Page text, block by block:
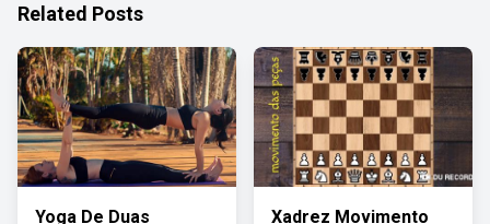
Related Posts
Yoga De Duas Xadrez Movimento